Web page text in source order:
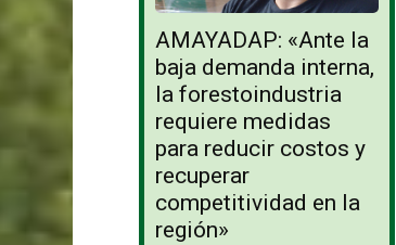
AMAYADAP: «Ante la
baja demanda interna,
la forestoindustria
requiere medidas
para reducir costos y
recuperar
competitividad en la
región»